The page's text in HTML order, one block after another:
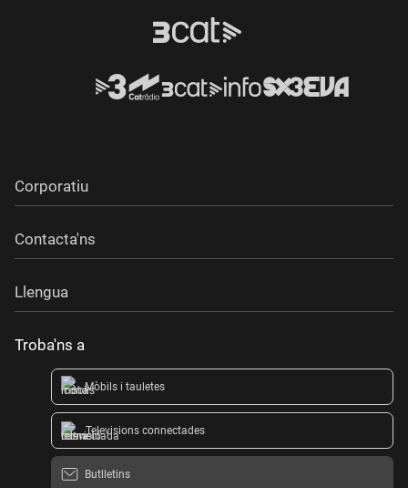
Corporatiu
Contacta'ns
Llengua
Troba'ns a
Mòbils i tauletes
Televisions connectades
Butlletins